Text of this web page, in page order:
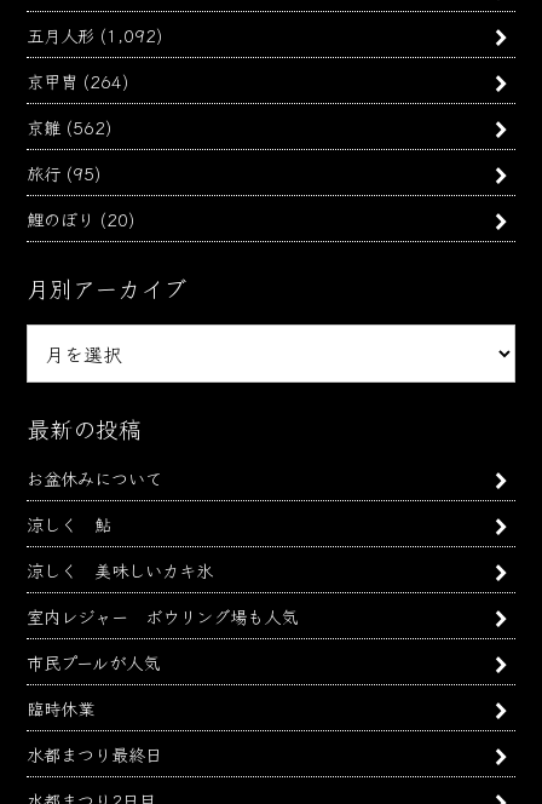
五月人形 (1,092)
京甲冑 (264)
京雛 (562)
旅行 (95)
鯉のぼり (20)
月別アーカイブ
ー
イ
ブ
最新の投稿
お盆休みについて
涼しく 鮎
涼しく 美味しいカキ氷
室内レジャー ボウリング場も人気
市民プールが人気
臨時休業
水都まつり最終日